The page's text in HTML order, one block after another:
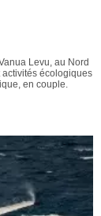
Levu, au Nord
écologiques
en couple.